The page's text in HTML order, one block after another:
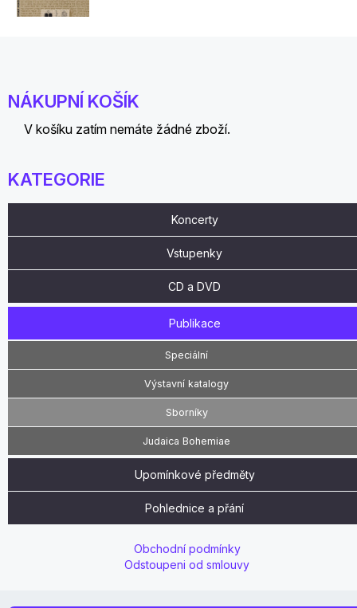
NÁKUPNÍ KOŠÍK
V košíku zatím nemáte žádné zboží.
KATEGORIE
Koncerty
Vstupenky
CD a DVD
Publikace
Speciální
Výstavní katalogy
Sborníky
Judaica Bohemiae
Upomínkové předměty
Pohlednice a přání
Obchodní podmínky
Odstoupeni od smlouvy